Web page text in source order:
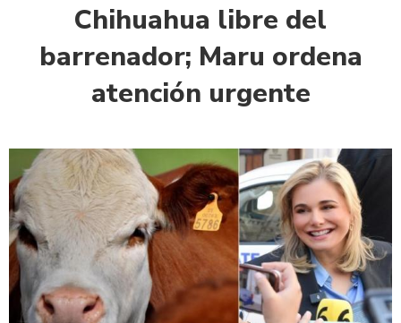
Chihuahua libre del
barrenador; Maru ordena
atención urgente